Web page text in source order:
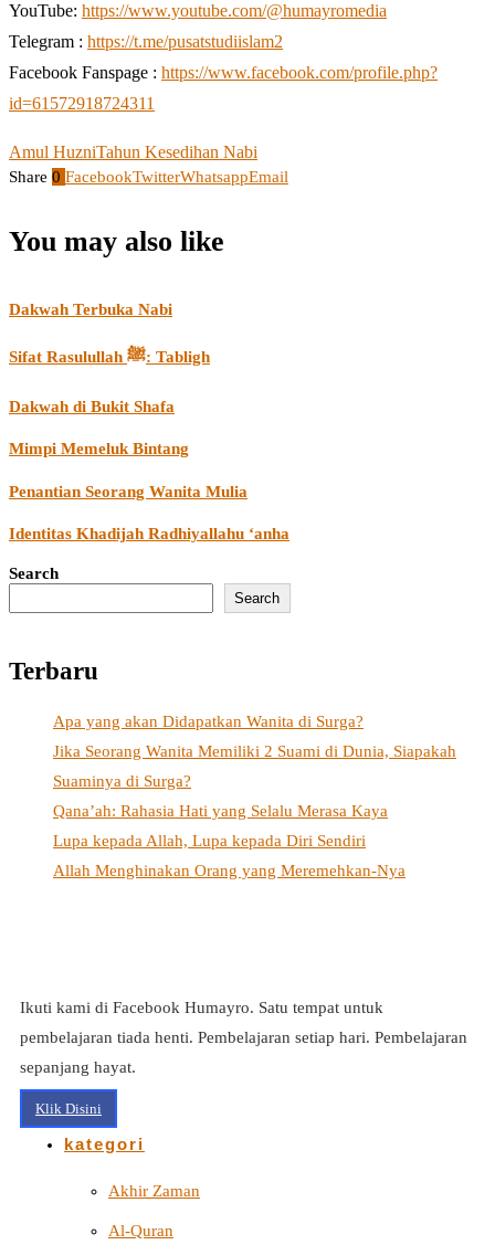
YouTube: https://www.youtube.com/@humayromedia
Telegram : https://t.me/pusatstudiislam2
Facebook Fanspage : https://www.facebook.com/profile.php?
id=61572918724311
Amul HuzniTahun Kesedihan Nabi
Share 0 FacebookTwitterWhatsappEmail
You may also like
Dakwah Terbuka Nabi
Sifat Rasulullah ﷺ: Tabligh
Dakwah di Bukit Shafa
Mimpi Memeluk Bintang
Penantian Seorang Wanita Mulia
Identitas Khadijah Radhiyallahu ‘anha
Search
Search
Terbaru
Apa yang akan Didapatkan Wanita di Surga?
Jika Seorang Wanita Memiliki 2 Suami di Dunia, Siapakah
Suaminya di Surga?
Qana’ah: Rahasia Hati yang Selalu Merasa Kaya
Lupa kepada Allah, Lupa kepada Diri Sendiri
Allah Menghinakan Orang yang Meremehkan-Nya
Ikuti kami di Facebook Humayro. Satu tempat untuk
pembelajaran tiada henti. Pembelajaran setiap hari. Pembelajaran
sepanjang hayat.
Klik Disini
kategori
Akhir Zaman
Al-Quran